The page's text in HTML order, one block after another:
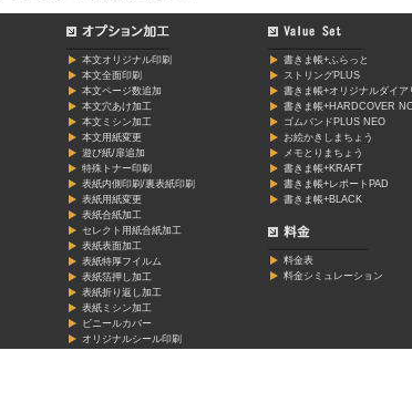
本文オリジナル印刷
本文全面印刷
本文ページ数追加
本文穴あけ加工
本文ミシン加工
本文用紙変更
遊び紙/扉追加
特殊トナー印刷
表紙内側印刷/裏表紙印刷
表紙用紙変更
表紙合紙加工
セレクト用紙合紙加工
表紙表面加工
表紙特厚フイルム
表紙箔押し加工
表紙折り返し加工
表紙ミシン加工
ビニールカバー
オリジナルシール印刷
書きま帳+ふらっと
ストリングPLUS
書きま帳+オリジナルダイア
書きま帳+HARDCOVER
ゴムバンドPLUS NEO
お絵かきしまちょう
メモとりまちょう
書きま帳+KRAFT
書きま帳+レポートPAD
書きま帳+BLACK
料金表
料金シミュレーション